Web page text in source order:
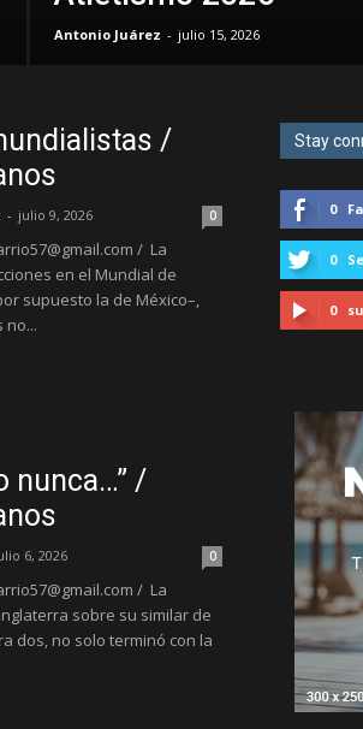
Antonio Juárez - julio 15, 2026
/
- julio 9, 2026 0
/ La
en el Mundial de
supuesto la de México–,
no...
nunca…” /
6, 2026 0
/ La
sobre su similar de
dos, no solo terminó con la
Stay
0
0
0